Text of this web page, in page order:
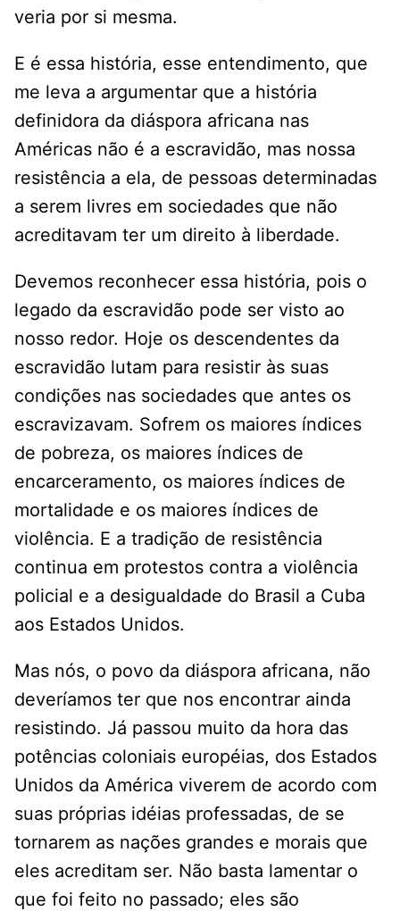
veria por si mesma.
E é essa história, esse entendimento, que
me leva a argumentar que a história
definidora da diáspora africana nas
Américas não é a escravidão, mas nossa
resistência a ela, de pessoas determinadas
a serem livres em sociedades que não
acreditavam ter um direito à liberdade.
Devemos reconhecer essa história, pois o
legado da escravidão pode ser visto ao
nosso redor. Hoje os descendentes da
escravidão lutam para resistir às suas
condições nas sociedades que antes os
escravizavam. Sofrem os maiores índices
de pobreza, os maiores índices de
encarceramento, os maiores índices de
mortalidade e os maiores índices de
violência. E a tradição de resistência
continua em protestos contra a violência
policial e a desigualdade do Brasil a Cuba
aos Estados Unidos.
Mas nós, o povo da diáspora africana, não
deveríamos ter que nos encontrar ainda
resistindo. Já passou muito da hora das
potências coloniais européias, dos Estados
Unidos da América viverem de acordo com
suas próprias idéias professadas, de se
tornarem as nações grandes e morais que
eles acreditam ser. Não basta lamentar o
que foi feito no passado; eles são